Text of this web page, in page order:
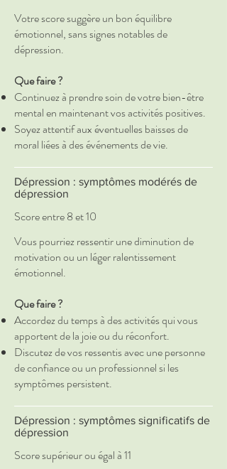
Votre score suggère un bon équilibre
émotionnel, sans signes notables de
dépression.
Que faire ?
Continuez à prendre soin de votre bien-être
mental en maintenant vos activités positives.
Soyez attentif aux éventuelles baisses de
moral liées à des événements de vie.
Dépression : symptômes modérés de
dépression
Score entre 8 et 10
Vous pourriez ressentir une diminution de
motivation ou un léger ralentissement
émotionnel.
Que faire ?
Accordez du temps à des activités qui vous
apportent de la joie ou du réconfort.
Discutez de vos ressentis avec une personne
de confiance ou un professionnel si les
symptômes persistent.
Dépression : symptômes significatifs de
dépression
Score supérieur ou égal à 11